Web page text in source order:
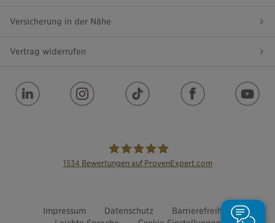
Versicherung in der Nähe
Vertrag widerrufen
1534 Bewertungen auf ProvenExpert.com
Impressum Datenschutz
Barrierefreiheit